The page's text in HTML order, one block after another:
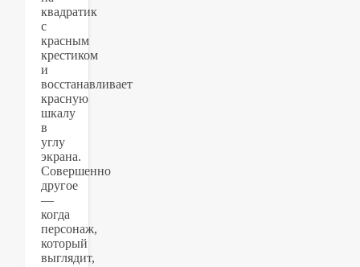
квадратик
с
красным
крестиком
и
восстанавливает
красную
шкалу
в
углу
экрана.
Совершенно
другое
—
когда
персонаж,
который
выглядит,